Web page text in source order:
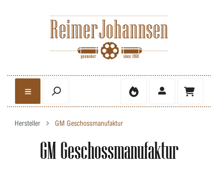
Hersteller GM Geschossmanufaktur
GM Geschossmanufaktur